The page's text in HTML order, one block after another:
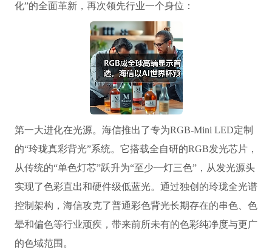
化”的全面革新，再次领先行业一个身位：
第一大进化在光源。海信推出了专为RGB-Mini LED定制
的“玲珑真彩背光”系统。它搭载全自研的RGB发光芯片，
从传统的“单色灯芯”跃升为“至少一灯三色”，从发光源头
实现了色彩直出和硬件级低蓝光。通过独创的玲珑全光谱
控制架构，海信攻克了普通彩色背光长期存在的串色、色
晕和偏色等行业顽疾，带来前所未有的色彩纯净度与更广
的色域范围。